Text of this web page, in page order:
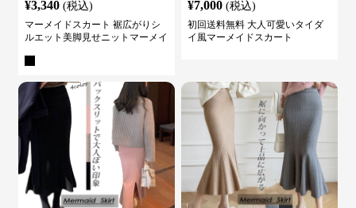
¥3,340 (税込)
マーメイドスカート 裾広がりシ
ルエット美脚見せニットマーメイ
¥7,000 (税込)
初回送料無料 大人可愛いタイダ
イ風マーメイドスカート